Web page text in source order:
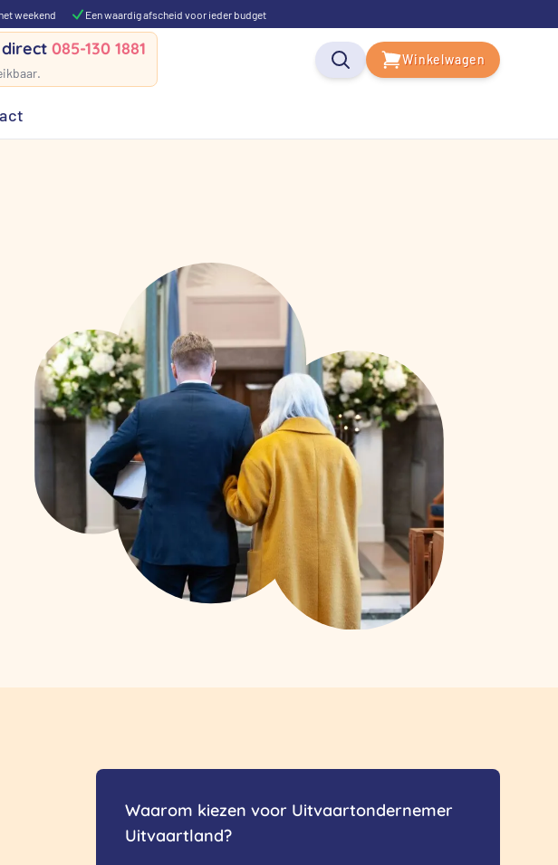
weekend Een waardig afscheid voor ieder budget
direct085-130 1881 Winkelwagen
Waarom kiezen voor Uitvaartondernemer
Uitvaartland?